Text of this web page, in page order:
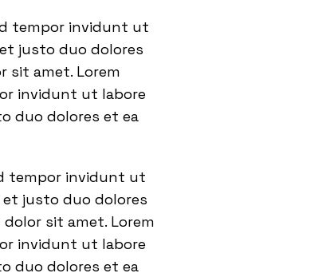
tempor invidunt ut
justo duo dolores
sit amet. Lorem
invidunt ut labore
duo dolores et ea
tempor invidunt ut
et justo duo dolores
sit amet. Lorem
invidunt ut labore
duo dolores et ea